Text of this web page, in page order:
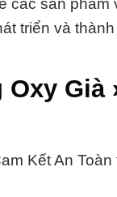
các sản phẩm
triển và
Già
Kết An